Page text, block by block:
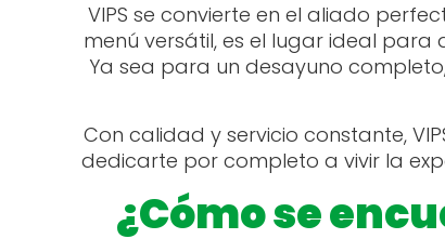
VIPS se convierte en el aliado
menú versátil, es el lugar ideal
Ya sea para un desayuno
Con calidad y servicio constante,
dedicarte por completo a vivir la
¿Cómo se